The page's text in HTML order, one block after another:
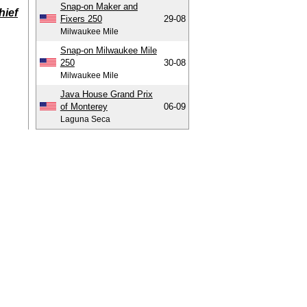
Snap-on Maker and
Fixers 250
Milwaukee Mile
29-08
Snap-on Milwaukee Mile
250
Milwaukee Mile
30-08
Java House Grand Prix
of Monterey
Laguna Seca
06-09